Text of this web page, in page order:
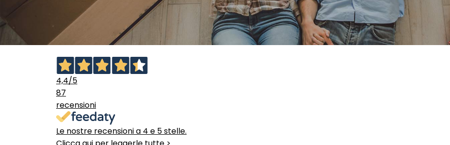
4,4/5
87
recensioni
Le nostre recensioni a 4 e 5 stelle.